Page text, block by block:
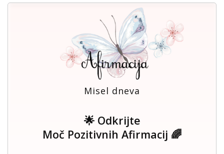
Misel dneva
🌟 Odkrijte
Moč Pozitivnih Afirmacij 🌈